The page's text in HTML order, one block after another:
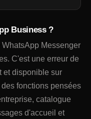
Business ?
Messenger
C'est une erreur de
et disponible sur
fonctions pensées
catalogue
d'accueil et